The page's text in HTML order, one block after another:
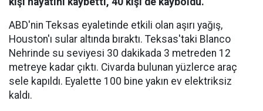
ABD'nin Teksas eyaletinde etkili olan aşırı yağış,
Houston'ı sular altında bıraktı. Teksas'taki Blanco
Nehrinde su seviyesi 30 dakikada 3 metreden 12
metreye kadar çıktı. Civarda bulunan yüzlerce araç
sele kapıldı. Eyalette 100 bine yakın ev elektriksiz
kaldı.